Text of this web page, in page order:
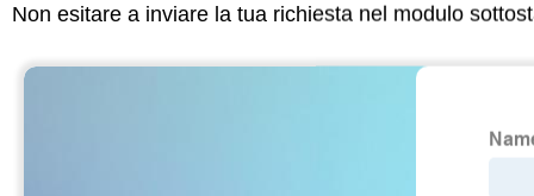
Non esitare a inviare la tua richiesta nel modulo